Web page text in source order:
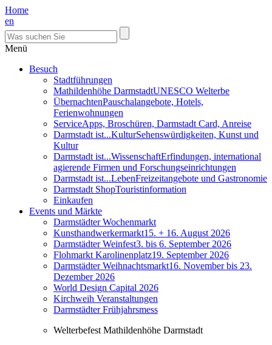
Home
en
Menü
Besuch
Stadtführungen
Mathildenhöhe DarmstadtUNESCO Welterbe
ÜbernachtenPauschalangebote, Hotels,
Ferienwohnungen
ServiceApps, Broschüren, Darmstadt Card, Anreise
Darmstadt ist...KulturSehenswürdigkeiten, Kunst und
Kultur
Darmstadt ist...WissenschaftErfindungen, international
agierende Firmen und Forschungseinrichtungen
Darmstadt ist...LebenFreizeitangebote und Gastronomie
Darmstadt ShopTouristinformation
Einkaufen
Events und Märkte
Darmstädter Wochenmarkt
Kunsthandwerkermarkt15. + 16. August 2026
Darmstädter Weinfest3. bis 6. September 2026
Flohmarkt Karolinenplatz19. September 2026
Darmstädter Weihnachtsmarkt16. November bis 23.
Dezember 2026
World Design Capital 2026
Kirchweih Veranstaltungen
Darmstädter Frühjahrsmess
Welterbefest Mathildenhöhe Darmstadt